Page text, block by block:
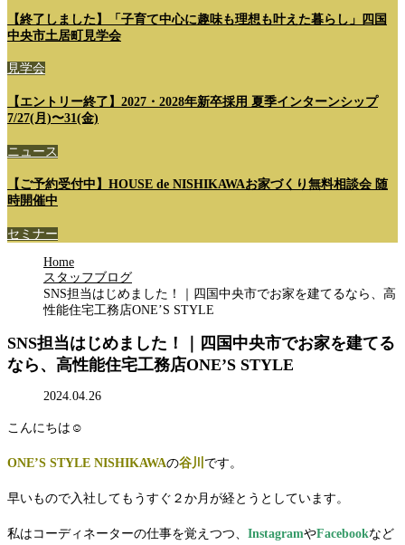
【終了しました】「子育て中心に趣味も理想も叶えた暮らし」四国
中央市土居町見学会
見学会
【エントリー終了】2027・2028年新卒採用 夏季インターンシップ
7/27(月)〜31(金)
ニュース
【ご予約受付中】HOUSE de NISHIKAWAお家づくり無料相談会 随
時開催中
セミナー
Home
スタッフブログ
SNS担当はじめました！｜四国中央市でお家を建てるなら、高
性能住宅工務店ONE’S STYLE
SNS担当はじめました！｜四国中央市でお家を建てる
なら、高性能住宅工務店ONE’S STYLE
2024.04.26
こんにちは☺
ONE’S STYLE NISHIKAWAの谷川 です。
早いもので入社してもうすぐ２か月が経とうとしています。
私はコーディネーターの仕事を覚えつつ、 InstagramやFacebookなど